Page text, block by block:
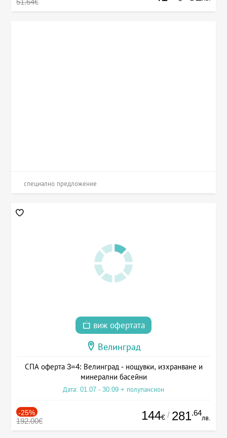
51.64€
специално предложение
виж офертата
Велинград
СПА оферта 3=4: Велинград - нощувки, изхранване и
минерални басейни
Дата: 01.07 - 30.09 + полупансион
-25%
192.00€ 144€ / 281.64
лв.